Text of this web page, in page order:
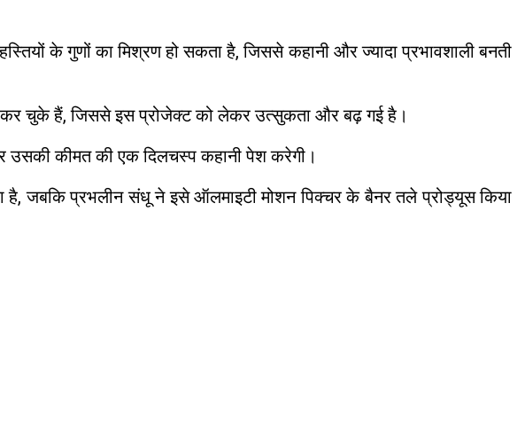
के गुणों का मिश्रण हो सकता है, जिससे कहानी और ज्यादा प्रभावशाली बनती
कर चुके हैं, जिससे इस प्रोजेक्ट को लेकर उत्सुकता और बढ़ गई है।
उसकी कीमत की एक दिलचस्प कहानी पेश करेगी।
है, जबकि प्रभलीन संधू ने इसे ऑलमाइटी मोशन पिक्चर के बैनर तले प्रोड्यूस किया